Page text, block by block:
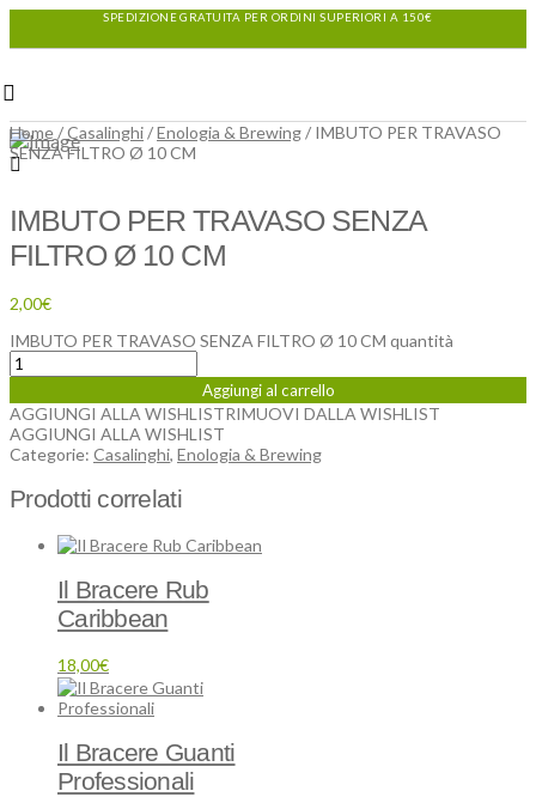
SPEDIZIONE GRATUITA PER ORDINI SUPERIORI A 150€
Home/Casalinghi/Enologia & Brewing/ IMBUTO PER TRAVASO
SENZA FILTRO Ø 10 CM
IMBUTO PER TRAVASO SENZA
FILTRO Ø 10 CM
2,00€
IMBUTO PER TRAVASO SENZA FILTRO Ø 10 CM quantità
Aggiungi al carrello
AGGIUNGI ALLA WISHLISTRIMUOVI DALLA WISHLIST
AGGIUNGI ALLA WISHLIST
Categorie: Casalinghi, Enologia & Brewing
Prodotti correlati
Il Bracere Rub
Caribbean
18,00€
Il Bracere Guanti
Professionali